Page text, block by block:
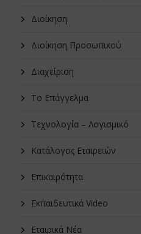
Διοίκηση
Διοίκηση Προσωπικού
Διαχείριση
Το Επάγγελμα
Τεχνολογία – Λογισμικό
Κατάλογος Εταιρειών
Επικαιρότητα
Εκπαιδευτικά Video
Εταιρικά Νέα